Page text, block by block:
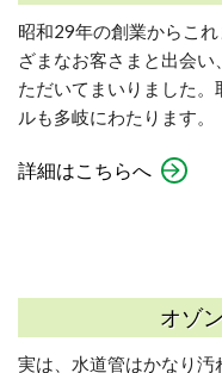
昭和29年の創業からこれ
ざまなお客さまと出会い
ただいてまいりました。
ルも多岐にわたります。
詳細はこちらへ
オゾ
実は、水道管はかなり汚